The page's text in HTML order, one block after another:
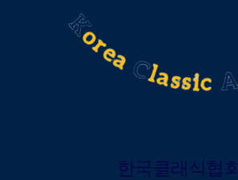
한국클래식협회